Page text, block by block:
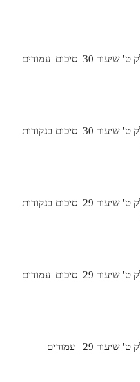
הדף היומי בתע"ס חלק ט' שיעור 30 |סיכום| עמודים
הדף היומי בתע"ס חלק ט' שיעור 30 |סיכום בנקודות|
הדף היומי בתע"ס חלק ט' שיעור 29 |סיכום בנקודות|
הדף היומי בתע"ס חלק ט' שיעור 29 |סיכום| עמודים
הדף היומי בתע"ס חלק ט' שיעור 29 | עמודים